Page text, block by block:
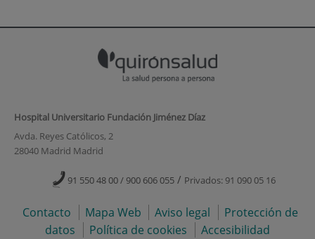
Hospital Universitario Fundación Jiménez Díaz
Avda. Reyes Católicos, 2
28040 Madrid Madrid
91 550 48 00 / 900 606 055 / Privados: 91 090 05 16
Contacto Mapa Web Aviso legal
Protección de
datos
Política de cookies Accesibilidad